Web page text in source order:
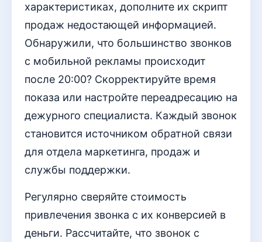
характеристиках, дополните их скрипт
продаж недостающей информацией.
Обнаружили, что большинство звонков
с мобильной рекламы происходит
после 20:00? Скорректируйте время
показа или настройте переадресацию на
дежурного специалиста. Каждый звонок
становится источником обратной связи
для отдела маркетинга, продаж и
службы поддержки.
Регулярно сверяйте стоимость
привлечения звонка с их конверсией в
деньги. Рассчитайте, что звонок с